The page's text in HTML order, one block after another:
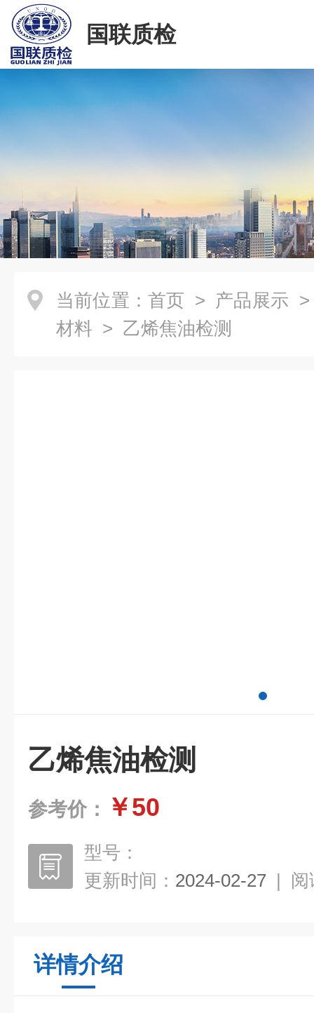
国联质检
当前位置： 首页 > 产品展示
材料 > 乙烯焦油检测
乙烯焦油检测
参考价： ￥50
型号：
更新时间： 2024-02-27 | 阅
详情介绍